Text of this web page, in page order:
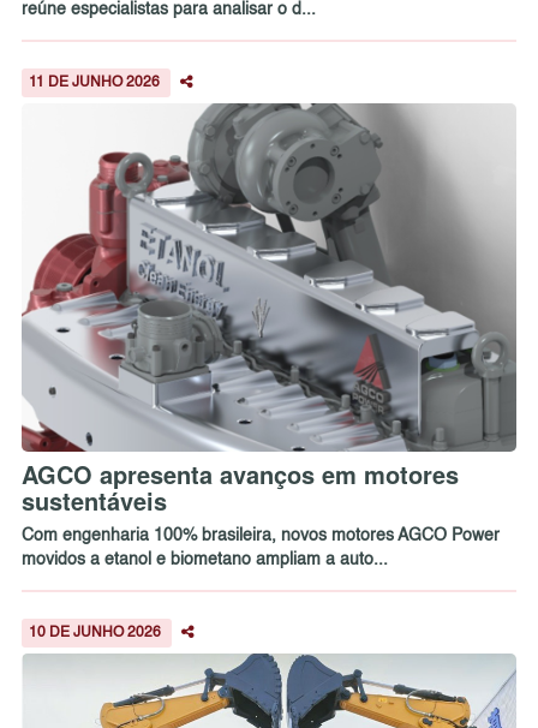
reúne especialistas para analisar o d...
11 DE JUNHO 2026
AGCO apresenta avanços em motores
sustentáveis
Com engenharia 100% brasileira, novos motores AGCO Power
movidos a etanol e biometano ampliam a auto...
10 DE JUNHO 2026